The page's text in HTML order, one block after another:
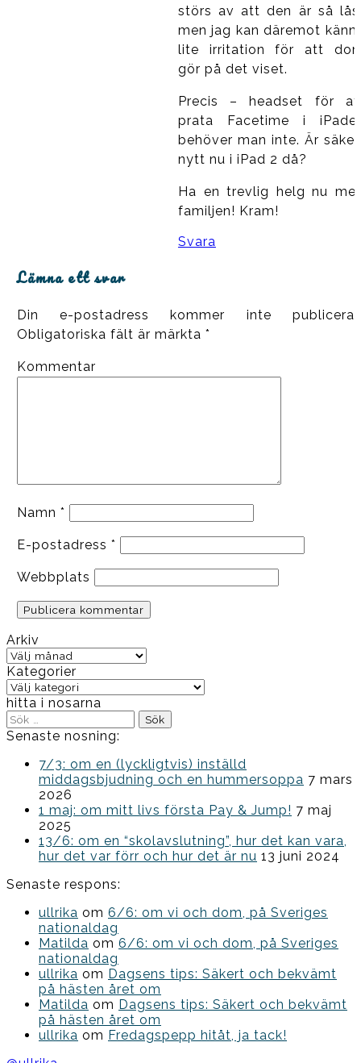
störs av att den är så
men jag kan däremot
lite irritation för att
gör på det viset.
Precis – headset för
prata Facetime i
behöver man inte. Är
nytt nu i iPad 2 då?
Ha en trevlig helg nu
familjen! Kram!
Svara
Lämna ett svar
Din e-postadress kommer inte
Obligatoriska fält är märkta *
Kommentar
Namn *
E-postadress *
Webbplats
Arkiv
Arkiv
Kategorier
Kategorier
hitta i nosarna
Sök
efter:
Senaste nosning:
7/3: om en (lyckligtvis) inställd
middagsbjudning och en hummersoppa 7 mars
2026
1 maj: om mitt livs första Pay & Jump! 7 maj
2025
13/6: om en “skolavslutning”, hur det kan vara,
hur det var förr och hur det är nu 13 juni 2024
Senaste respons:
ullrika om 6/6: om vi och dom, på Sveriges
nationaldag
Matilda om 6/6: om vi och dom, på Sveriges
nationaldag
ullrika om Dagsens tips: Säkert och bekvämt
på hästen året om
Matilda om Dagsens tips: Säkert och bekvämt
på hästen året om
ullrika om Fredagspepp hitåt, ja tack!